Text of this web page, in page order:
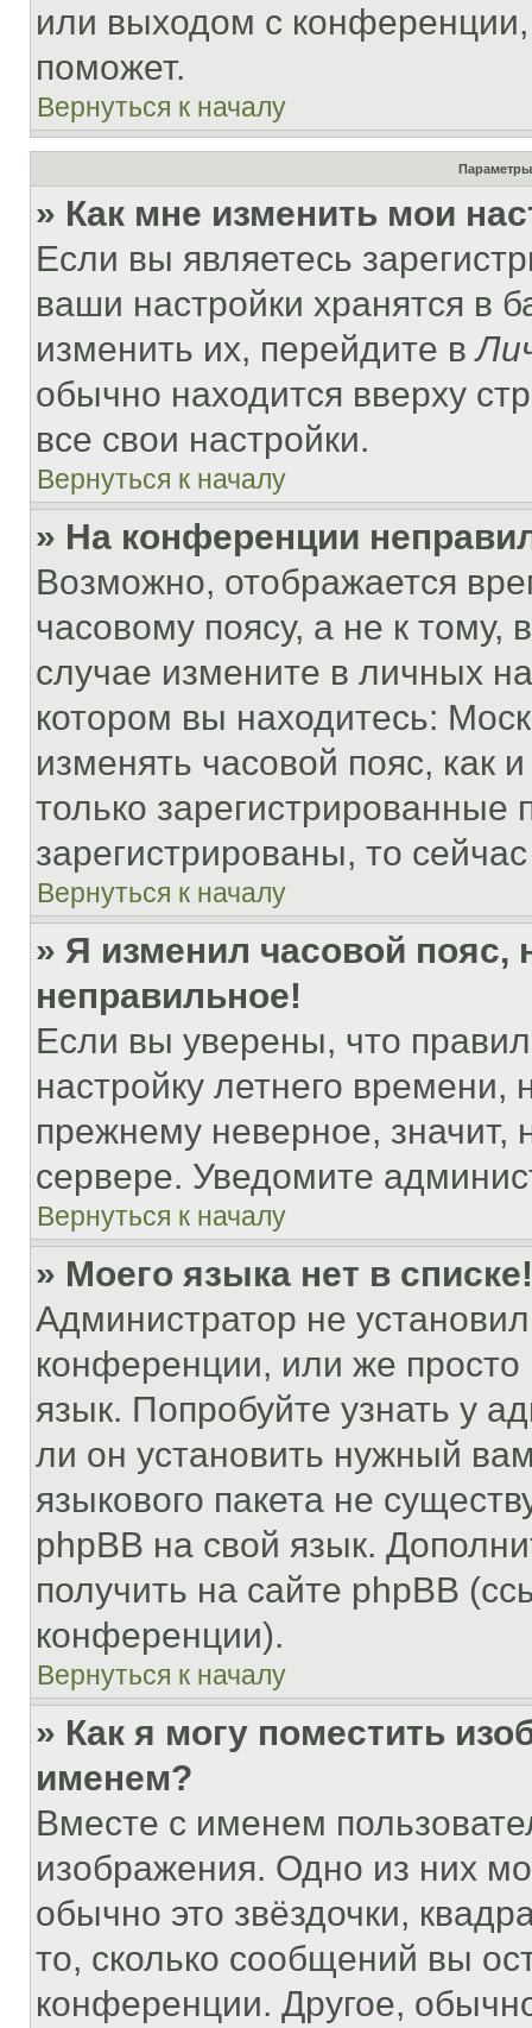
или выходом с
поможет.
Вернуться к началу
Параметры
» Как мне изменить мои
Если вы являетесь
ваши настройки хранятся в
изменить их, перейдите в
обычно находится вверху
все свои настройки.
Вернуться к началу
» На конференции
Возможно, отображается
часовому поясу, а не к тому,
случае измените в личных
котором вы находитесь:
изменять часовой пояс, как
только
зарегистрированы, то
Вернуться к началу
» Я изменил часовой пояс,
неправильное!
Если вы уверены, что
настройку летнего
прежнему неверное, значит,
сервере. Уведомите
Вернуться к началу
» Моего языка нет в списке!
Администратор не
конференции, или же
язык. Попробуйте узнать у
ли он установить нужный
языкового пакета не
phpBB на свой язык.
получить на сайте phpBB
конференции).
Вернуться к началу
» Как я могу поместить
именем?
Вместе с именем
изображения. Одно из них
обычно это звёздочки,
то, сколько сообщений вы
конференции. Другое,